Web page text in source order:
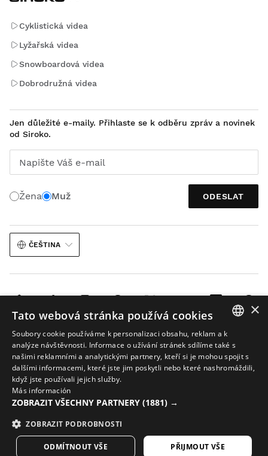
Cyklistická videa
Lyžařská videa
Snowboardová videa
Dobrodružná videa
Jen důležité e-maily. Přihlaste se k odběru zpráv a novinek
od Siroko.
Napište Váš e-mail
Žena Muž ODESLAT
ČEŠTINA
Právní upozornění Soubory cookies Podmínky společnosti
AI při práci s obrázky Mapa stránek
© 2026 Siroko
SPANISH
ENGLISH
FINNISH
×
Tato webová stránka používá cookies
Soubory cookie používáme k personalizaci obsahu, reklam a k
analýze návštěvnosti. Informace o užívání stránek sdílíme také s
našimi reklamními a analytickými partnery, kteří si je mohou spojit s
dalšími informacemi, které jste jim poskytli nebo které nashromáždili,
když jste používali jejich služby.
Más información
ZOBRAZIT VŠECHNY PARTNERY (1881) →
ZOBRAZIT PODROBNOSTI
PŘIJMOUT VŠE
ODMÍTNOUT VŠE